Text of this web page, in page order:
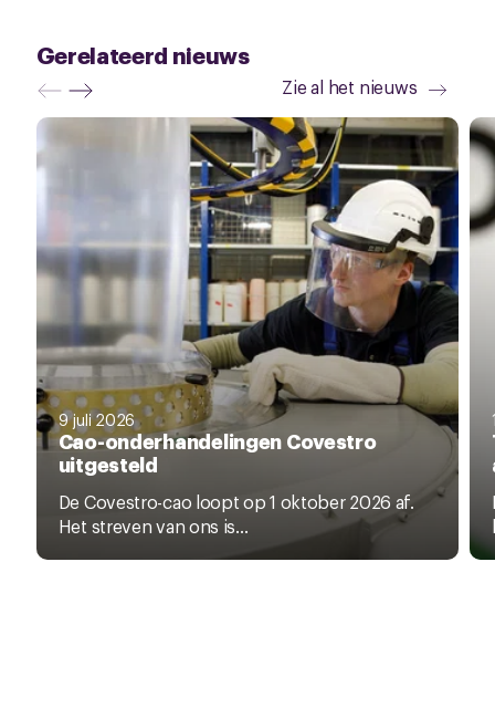
Gerelateerd nieuws
Zie al het nieuws
9 juli 2026
Cao-onderhandelingen Covestro
uitgesteld
De Covestro-cao loopt op 1 oktober 2026 af.
Het streven van ons is...